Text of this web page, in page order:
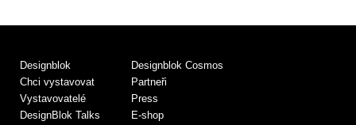
Designblok
Chci vystavovat
Vystavovatelé
DesignBlok Talks
Designblok Cosmos
Partneři
Press
E-shop